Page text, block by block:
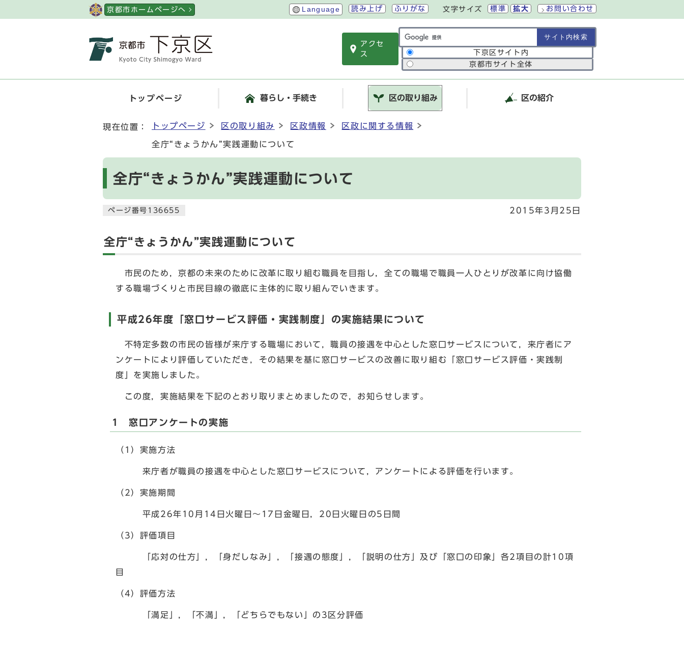
京都市ホームページへ Language 読み上げ ふりがな 文字サイズ 標準 拡大 お問い合わせ
アクセ
ス
サイト内検索の範囲
下京区サイト内
京都市サイト全体
トップページ 暮らし・手続き 区の取り組み 区の紹介
現在位置： トップページ 区の取り組み 区政情報 区政に関する情報
全庁“きょうかん”実践運動について
全庁“きょうかん”実践運動について
ページ番号136655 2015年3月25日
全庁“きょうかん”実践運動について
市民のため，京都の未来のために改革に取り組む職員を目指し，全ての職場で職員一人ひとりが改革に向け協働
する職場づくりと市民目線の徹底に主体的に取り組んでいきます。
平成26年度「窓口サービス評価・実践制度」の実施結果について
不特定多数の市民の皆様が来庁する職場において，職員の接遇を中心とした窓口サービスについて，来庁者にア
ンケートにより評価していただき，その結果を基に窓口サービスの改善に取り組む「窓口サービス評価・実践制
度」を実施しました。
この度，実施結果を下記のとおり取りまとめましたので，お知らせします。
1 窓口アンケートの実施
（1）実施方法
来庁者が職員の接遇を中心とした窓口サービスについて，アンケートによる評価を行います。
（2）実施期間
平成26年10月14日火曜日～17日金曜日，20日火曜日の5日間
（3）評価項目
「応対の仕方」，「身だしなみ」，「接遇の態度」，「説明の仕方」及び「窓口の印象」各2項目の計10項
目
（4）評価方法
「満足」，「不満」，「どちらでもない」の3区分評価